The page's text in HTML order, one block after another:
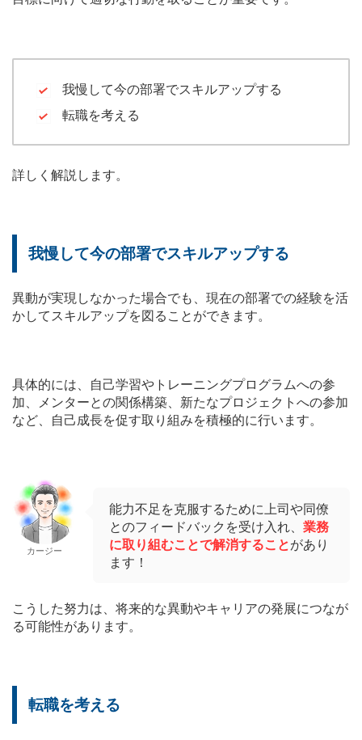
我慢して今の部署でスキルアップする
転職を考える
詳しく解説します。
我慢して今の部署でスキルアップする
異動が実現しなかった場合でも、現在の部署での経験を活
かしてスキルアップを図ることができます。
具体的には、自己学習やトレーニングプログラムへの参
加、メンターとの関係構築、新たなプロジェクトへの参加
など、自己成長を促す取り組みを積極的に行います。
カージー
能力不足を克服するために上司や同僚
とのフィードバックを受け入れ、 業務
に取り組むことで解消することがあり
ます！
こうした努力は、将来的な異動やキャリアの発展につなが
る可能性があります。
転職を考える